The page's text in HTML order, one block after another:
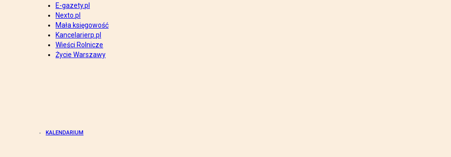
E-gazety.pl
Nexto.pl
Mała księgowość
Kancelarierp.pl
Wieści Rolnicze
Życie Warszawy
KALENDARIUM